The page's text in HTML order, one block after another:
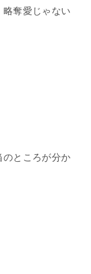
奪愛じゃない
のところが分か